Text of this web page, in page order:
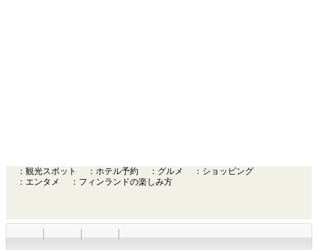
：観光スポット ：ホテル予約 ：グルメ
：ショッピング
：エンタメ
：フィンランドの楽しみ方